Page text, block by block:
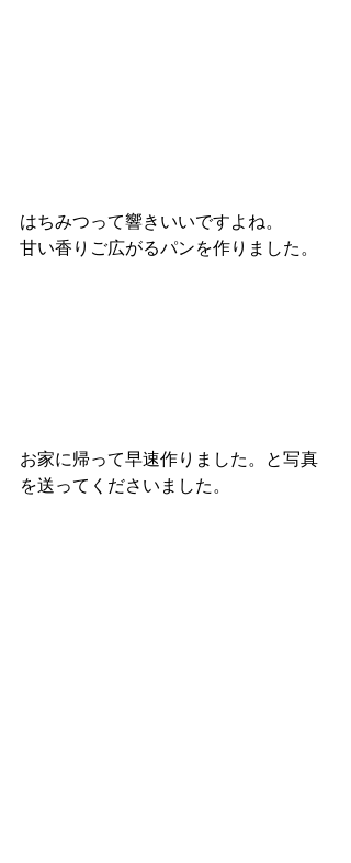
はちみつって響きいいですよね。
甘い香りご広がるパンを作りました。
お家に帰って早速作りました。と写真
を送ってくださいました。